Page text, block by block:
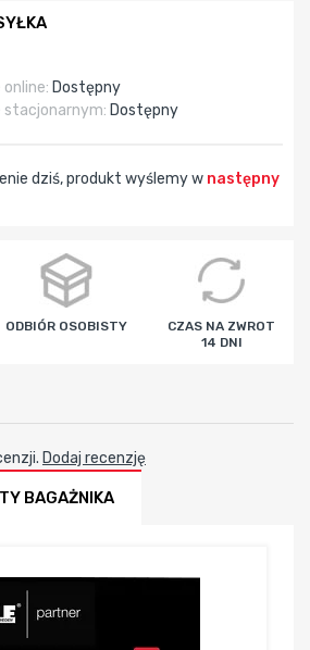
Dostępny
stacjonarnym: Dostępny
dziś, produkt wyślemy w następny
ODBIÓR OSOBISTY
CZAS NA ZWROT
14 DNI
Dodaj recenzję
BAGAŻNIKA